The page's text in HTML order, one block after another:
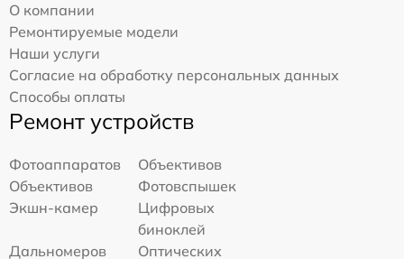
О компании
Ремонтируемые модели
Наши услуги
Согласие на обработку персональных данных
Способы оплаты
Ремонт устройств
Фотоаппаратов
Объективов
Объективов
Фотовспышек
Экшн-камер
Цифровых
биноклей
Дальномеров
Оптических